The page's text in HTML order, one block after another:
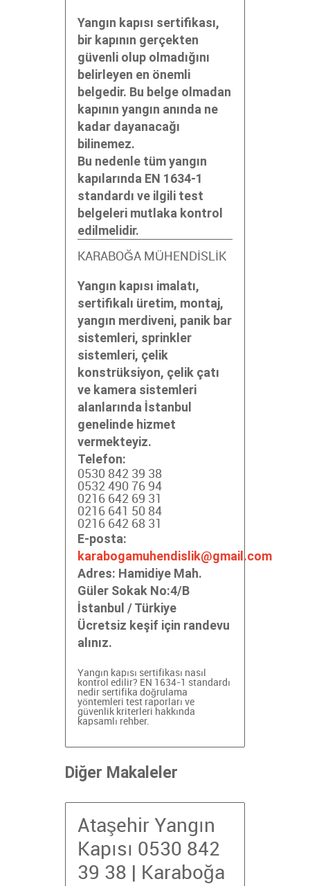
Yangın kapısı sertifikası,
bir kapının gerçekten
güvenli olup olmadığını
belirleyen en önemli
belgedir. Bu belge olmadan
kapının yangın anında ne
kadar dayanacağı
bilinemez.
Bu nedenle tüm yangın
kapılarında EN 1634-1
standardı ve ilgili test
belgeleri mutlaka kontrol
edilmelidir.
KARABOĞA MÜHENDİSLİK
Yangın kapısı imalatı,
sertifikalı üretim, montaj,
yangın merdiveni, panik bar
sistemleri, sprinkler
sistemleri, çelik
konstrüksiyon, çelik çatı
ve kamera sistemleri
alanlarında İstanbul
genelinde hizmet
vermekteyiz.
Telefon:
0530 842 39 38
0532 490 76 94
0216 642 69 31
0216 641 50 84
0216 642 68 31
E-posta:
karabogamuhendislik@gmail.com
Adres: Hamidiye Mah.
Güler Sokak No:4/B
İstanbul / Türkiye
Ücretsiz keşif için randevu
alınız.
Yangın kapısı sertifikası nasıl
kontrol edilir? EN 1634-1 standardı
nedir sertifika doğrulama
yöntemleri test raporları ve
güvenlik kriterleri hakkında
kapsamlı rehber.
Diğer Makaleler
Ataşehir Yangın
Kapısı 0530 842
39 38 | Karaboğa